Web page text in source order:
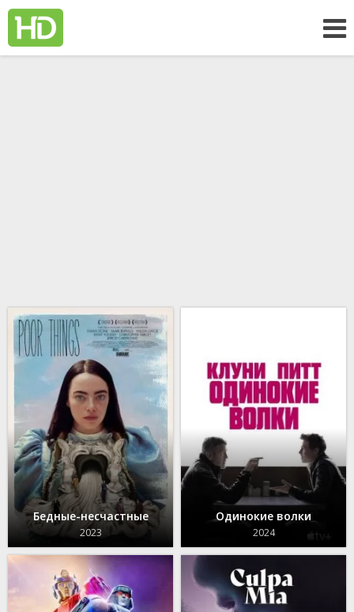
Бедные-несчастные
2023
Одинокие волки
2024